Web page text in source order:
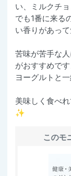
い、ミルクチ
でも1番に来る
い香りがあっ
苦味が苦手な
がおすすめで
ヨーグルトと
美味しく食べ
✨
このモ